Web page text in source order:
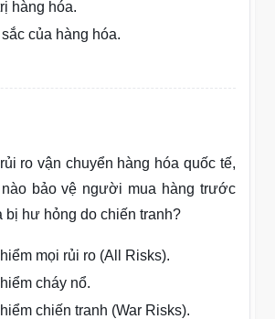
hàng hóa.
sắc của hàng hóa.
ro vận chuyển hàng hóa quốc tế,
nào bảo vệ người mua hàng trước
bị hư hỏng do chiến tranh?
mọi rủi ro (All Risks).
cháy nổ.
chiến tranh (War Risks).